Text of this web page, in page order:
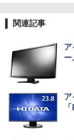
関連記事
ア
ー
ア